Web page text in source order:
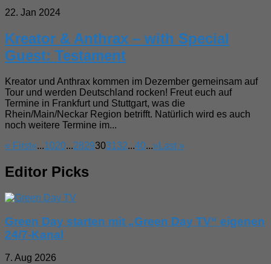
22. Jan 2024
Kreator & Anthrax – with Special
Guest: Testament
Kreator und Anthrax kommen im Dezember gemeinsam auf
Tour und werden Deutschland rocken! Freut euch auf
Termine in Frankfurt und Stuttgart, was die
Rhein/Main/Neckar Region betrifft. Natürlich wird es auch
noch weitere Termine im...
« First«...1020...28293031 32...40...» Last »
Editor Picks
Green Day starten mit „Green Day TV“ eigenen
24/7-Kanal
7. Aug 2026